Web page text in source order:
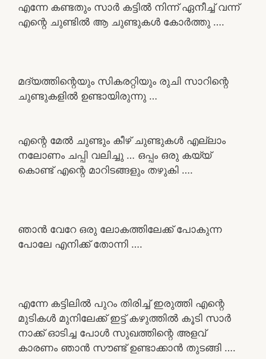
എന്നേ കണ്ടതും സാർ കട്ടിൽ നിന്ന് ഏനീച്ച് വന്ന്
എന്റെ ചുണ്ടിൽ ആ ചുണ്ടുകൾ കോർത്തു ….
മദ്യത്തിന്റെയും സികരറ്റിയും രുചി സാറിന്റെ
ചുണ്ടുകളിൽ ഉണ്ടായിരുന്നു …
എന്റെ മേൽ ചുണ്ടും കീഴ് ചുണ്ടുകൾ എല്ലാം
നലോണം ചപ്പി വലിച്ചു … ഒപ്പം ഒരു കയ്യ്
കൊണ്ട് എന്റെ മാറിടങ്ങളും തഴുകി ….
ഞാൻ വേറേ ഒരു ലോകത്തിലേക്ക് പോകുന്ന
പോലേ എനിക്ക് തോന്നി ….
എന്നേ കട്ടിലിൽ പുറം തിരിച്ച് ഇരുത്തി എന്റെ
മുടികൾ മുനിലേക്ക് ഇട്ട് കഴുത്തിൽ കൂടി സാർ
നാക്ക് ഓടിച്ച പോൾ സുഖത്തിന്റെ അളവ്
കാരണം ഞാൻ സൗണ്ട് ഉണ്ടാക്കാൻ തുടങ്ങി ….